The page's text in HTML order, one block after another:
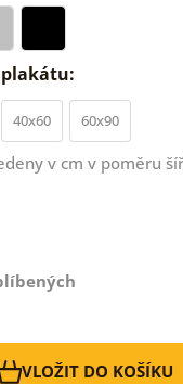
40x60 60x90
v cm v poměru
VLOŽIT DO KOŠÍKU